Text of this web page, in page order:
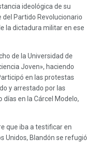
ideológica de su
Partido Revolucionario
la dictadura militar en ese
de la Universidad de
Joven», haciendo
en las protestas
y arrestado por las
en la Cárcel Modelo,
que iba a testificar en
Unidos, Blandón se refugió